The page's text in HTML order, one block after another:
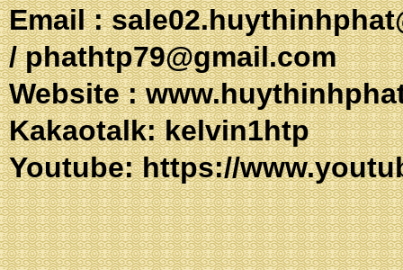
Email :
/phathtp79@gmail.com
Website :
Kakaotalk:
Youtube:https://